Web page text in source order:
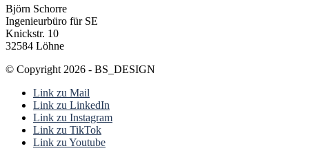
Björn Schorre
Ingenieurbüro für SE
Knickstr. 10
32584 Löhne
© Copyright 2026 - BS_DESIGN
Link zu Mail
Link zu LinkedIn
Link zu Instagram
Link zu TikTok
Link zu Youtube